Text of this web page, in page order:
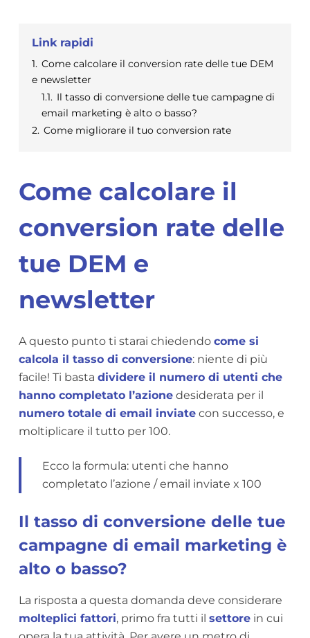
Link rapidi
1. Come calcolare il conversion rate delle tue DEM
e newsletter
1.1. Il tasso di conversione delle tue campagne di
email marketing è alto o basso?
2. Come migliorare il tuo conversion rate
Come calcolare il
conversion rate delle
tue DEM e
newsletter
A questo punto ti starai chiedendo come si
calcola il tasso di conversione: niente di più
facile! Ti basta dividere il numero di utenti che
hanno completato l’azionedesiderata per il
numero totale di email inviatecon successo, e
moltiplicare il tutto per 100.
Ecco la formula: utenti che hanno
completato l’azione / email inviate x 100
Il tasso di conversione delle tue
campagne di email marketing è
alto o basso?
La risposta a questa domanda deve considerare
molteplici fattori, primo fra tutti il settorein cui